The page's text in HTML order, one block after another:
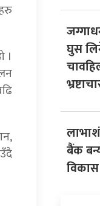
।
घुस
बैंक